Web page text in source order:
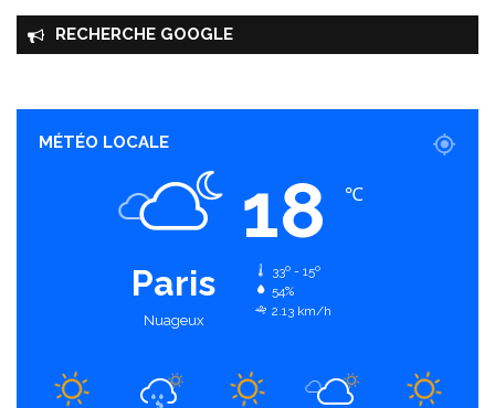
RECHERCHE GOOGLE
MÉTÉO LOCALE
Paris
Nuageux
18 ℃
33º - 15º
54%
2.13 km/h